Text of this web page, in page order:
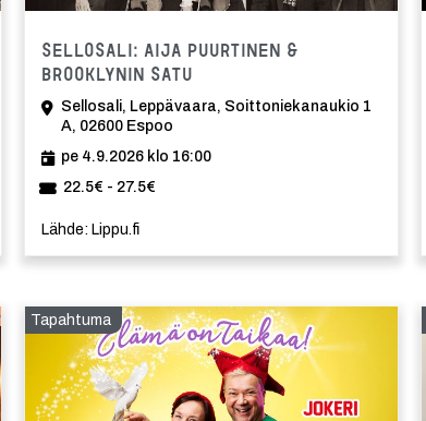
Sellosali: AIJA PUURTINEN &
BROOKLYNIN SATU
Sellosali, Leppävaara, Soittoniekanaukio 1
A, 02600 Espoo
pe 4.9.2026 klo 16:00
22.5€ - 27.5€
Lähde: Lippu.fi
Tapahtuma